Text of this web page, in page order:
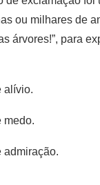
ou milhares de
árvores!”, para